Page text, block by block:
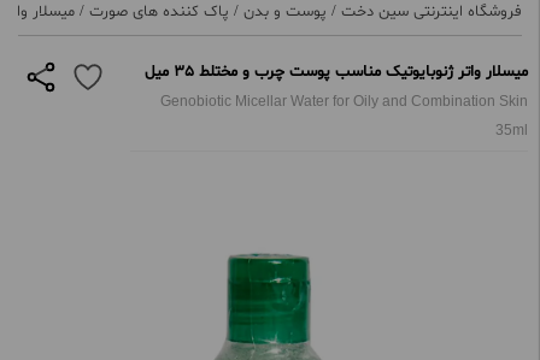
فروشگاه اینترنتی سین دخت / پوست و بدن / پاک کننده های صورت / میسلار واتر
میسلار واتر ژنوبایوتیک مناسب پوست چرب و مختلط 35 میل
Genobiotic Micellar Water for Oily and Combination Skin
35ml